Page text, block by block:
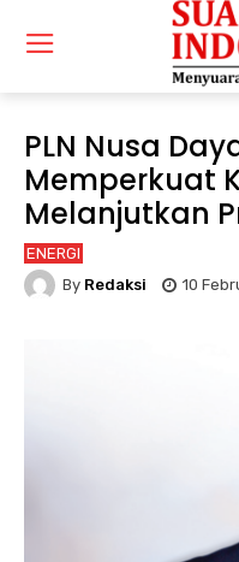
PLN Nusa
Memperkuat
Melanjutkan
ENERGI
By Redaksi 10